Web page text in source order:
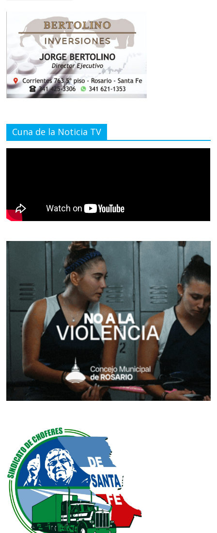
Cuna de la Noticia TV